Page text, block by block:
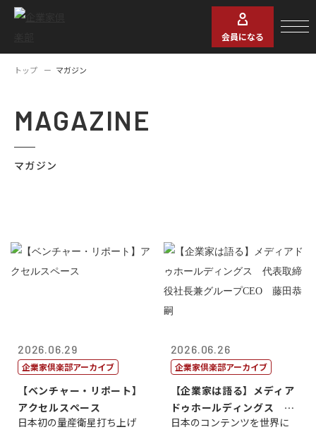
会員になる
トップ マガジン
MAGAZINE
マガジン
2026.06.29
企業家倶楽部アーカイブ
【ベンチャー・リポート】
アクセルスペース
日本初の量産衛星打ち上げ
2026.06.26
企業家倶楽部アーカイブ
【企業家は語る】メディア
ドゥホールディングス 代
表取締役社長...
日本のコンテンツを世界に